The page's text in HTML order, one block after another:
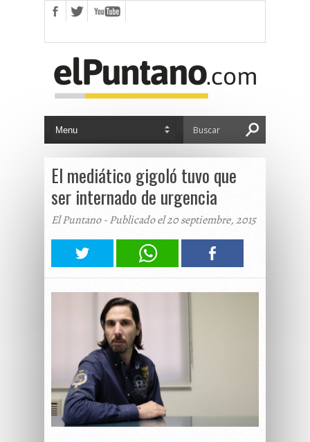
El mediático gigoló tuvo que
ser internado de urgencia
El Puntano - Publicado el 20 septiembre, 2015